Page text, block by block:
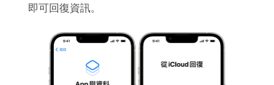
即可回復資訊。